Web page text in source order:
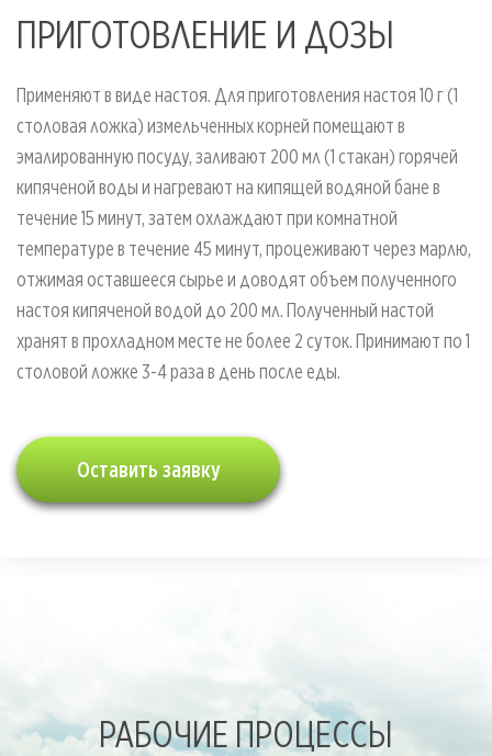
ПРИГОТОВЛЕНИЕ И ДОЗЫ
Применяют в виде настоя. Для приготовления настоя 10 г (1
столовая ложка) измельченных корней помещают в
эмалированную посуду, заливают 200 мл (1 стакан) горячей
кипяченой воды и нагревают на кипящей водяной бане в
течение 15 минут, затем охлаждают при комнатной
температуре в течение 45 минут, процеживают через марлю,
отжимая оставшееся сырье и доводят объем полученного
настоя кипяченой водой до 200 мл. Полученный настой
хранят в прохладном месте не более 2 суток. Принимают по 1
столовой ложке 3-4 раза в день после еды.
Оставить заявку
РАБОЧИЕ ПРОЦЕССЫ